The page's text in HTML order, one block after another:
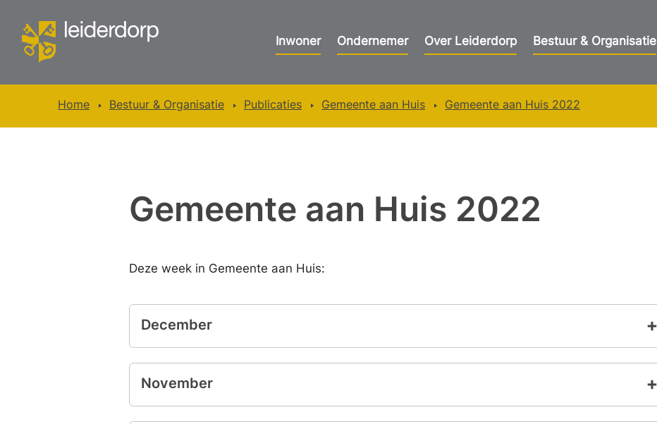
Inwoner Ondernemer Over Leiderdorp Bestuur & Organisatie
Home Bestuur & Organisatie Publicaties Gemeente aan Huis Gemeente aan Huis 2022
Gemeente aan Huis 2022
Deze week in Gemeente aan Huis:
December
November